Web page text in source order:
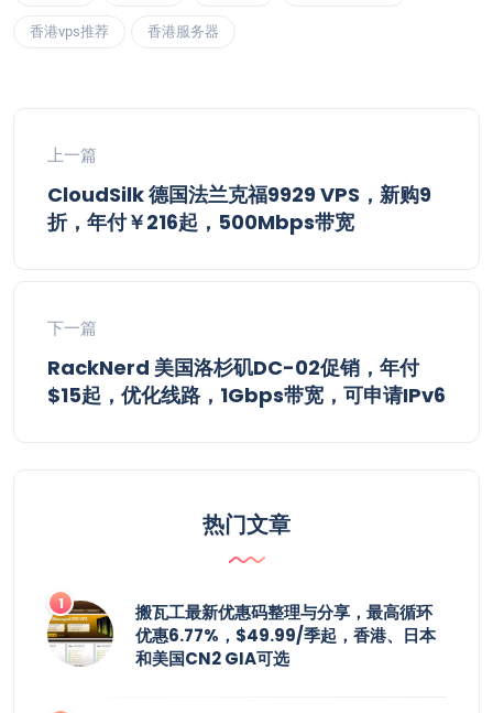
香港vps推荐 香港服务器
上一篇
CloudSilk 德国法兰克福9929 VPS，新购9
折，年付￥216起，500Mbps带宽
下一篇
RackNerd 美国洛杉矶DC-02促销，年付
$15起，优化线路，1Gbps带宽，可申请IPv6
热门文章
搬瓦工最新优惠码整理与分享，最高循环
优惠6.77%，$49.99/季起，香港、日本
和美国CN2 GIA可选